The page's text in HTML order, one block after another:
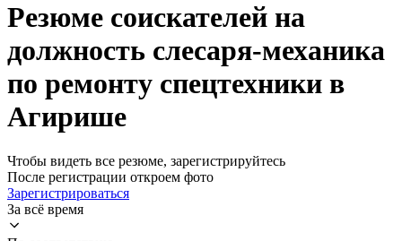
Резюме соискателей на
должность слесаря-механика
по ремонту спецтехники в
Агирише
Чтобы видеть все резюме, зарегистрируйтесь
После регистрации откроем фото
Зарегистрироваться
За всё время